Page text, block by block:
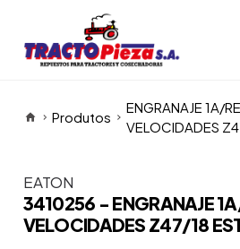
Produtos
ENGRANAJE 1A/
VELOCIDADES
Itens da Galeria
EATON
3410256 - ENGRANAJE
VELOCIDADES Z47/18